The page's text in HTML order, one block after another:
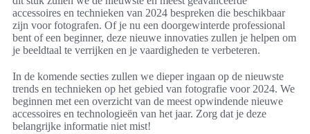
accessoires en technieken van 2024 bespreken die beschikbaar
zijn voor fotografen. Of je nu een doorgewinterde professional
bent of een beginner, deze nieuwe innovaties zullen je helpen om
je beeldtaal te verrijken en je vaardigheden te verbeteren.
In de komende secties zullen we dieper ingaan op de nieuwste
trends en technieken op het gebied van fotografie voor 2024. We
beginnen met een overzicht van de meest opwindende nieuwe
accessoires en technologieën van het jaar. Zorg dat je deze
belangrijke informatie niet mist!